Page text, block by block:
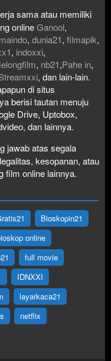
sama atau memiliki
onlineGanool,
, dunia21, filmapik,
, indoxxi,
, nb21,Pahe in,
, dan lain-lain.
di situs
berisi tautan menuju
Drive, Uptobox,
dan lainnya.
jawab atas segala
kesopanan, atau
film online lainnya.
Bioskopin21
online
full movie
IDNXXI
layarkaca21
netflix